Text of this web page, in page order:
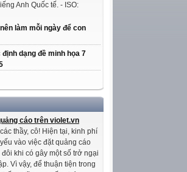
Anh Quốc tế. - ISO:
làm mỗi ngày để con
dạng đề minh họa 7
cáo trên violet.vn
thầy, cô! Hiện tại, kinh phí
vào việc đặt quảng cáo
khi có gây một số trở ngại
Vì vậy, để thuận tiện trong